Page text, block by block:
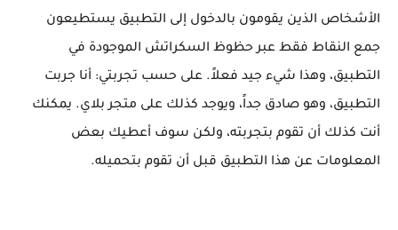
الأشخاص الذين يقومون بالدخول إلى التطبيق يستطيعون
جمع النقاط فقط عبر حظوظ السكراتش الموجودة في
التطبيق، وهذا شيء جيد فعلاً. على حسب تجربتي: أنا جربت
التطبيق، وهو صادق جداً، ويوجد كذلك على متجر بلاي. يمكنك
أنت كذلك أن تقوم بتجربته، ولكن سوف أعطيك بعض
المعلومات عن هذا التطبيق قبل أن تقوم بتحميله.